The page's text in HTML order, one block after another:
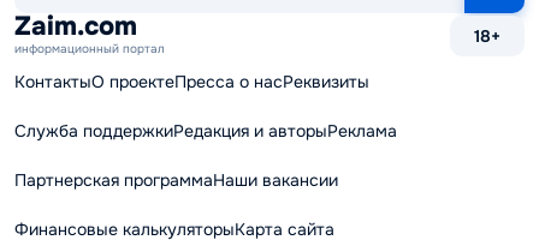
сайту
Zaim.com
информационный портал
18+
КонтактыО проектеПресса о насРеквизиты
Служба поддержкиРедакция и авторыРеклама
Партнерская программаНаши вакансии
Финансовые калькуляторыКарта сайта